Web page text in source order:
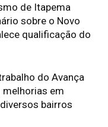
de Itapema
sobre o Novo
qualificação do
do Avança
em
bairros